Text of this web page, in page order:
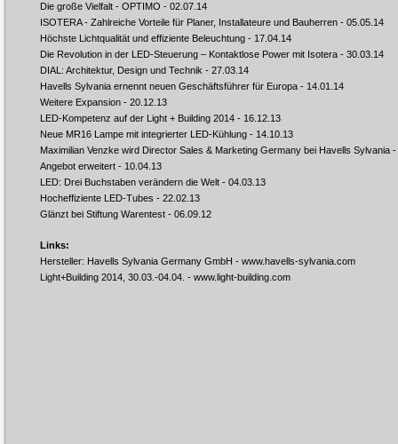
Die große Vielfalt - OPTIMO - 02.07.14
ISOTERA - Zahlreiche Vorteile für Planer, Installateure und Bauherren - 05.05.14
Höchste Lichtqualität und effiziente Beleuchtung - 17.04.14
Die Revolution in der LED-Steuerung – Kontaktlose Power mit Isotera - 30.03.14
DIAL: Architektur, Design und Technik - 27.03.14
Havells Sylvania ernennt neuen Geschäftsführer für Europa - 14.01.14
Weitere Expansion - 20.12.13
LED-Kompetenz auf der Light + Building 2014 - 16.12.13
Neue MR16 Lampe mit integrierter LED-Kühlung - 14.10.13
Maximilian Venzke wird Director Sales & Marketing Germany bei Havells Sylvania -
Angebot erweitert - 10.04.13
LED: Drei Buchstaben verändern die Welt - 04.03.13
Hocheffiziente LED-Tubes - 22.02.13
Glänzt bei Stiftung Warentest - 06.09.12
Links:
Hersteller: Havells Sylvania Germany GmbH - www.havells-sylvania.com
Light+Building 2014, 30.03.-04.04. - www.light-building.com